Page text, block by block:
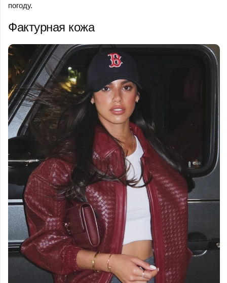
погоду.
Фактурная кожа